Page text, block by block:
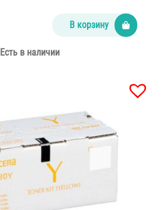
В корзину
Есть в наличии